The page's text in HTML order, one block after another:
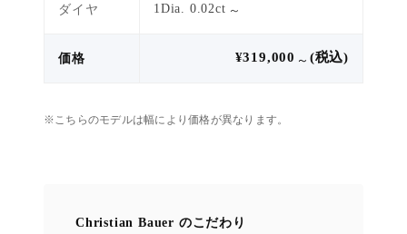
ダイヤ 1Dia. 0.02ct ～
価格 ¥319,000 ～ (税込)
※こちらのモデルは幅により価格が異なります。
Christian Bauer のこだわり